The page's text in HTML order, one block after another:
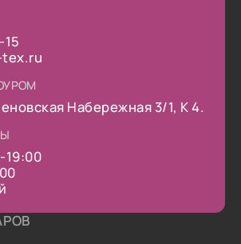
tex.ru
Набережная 3/1, К 4.
19:00